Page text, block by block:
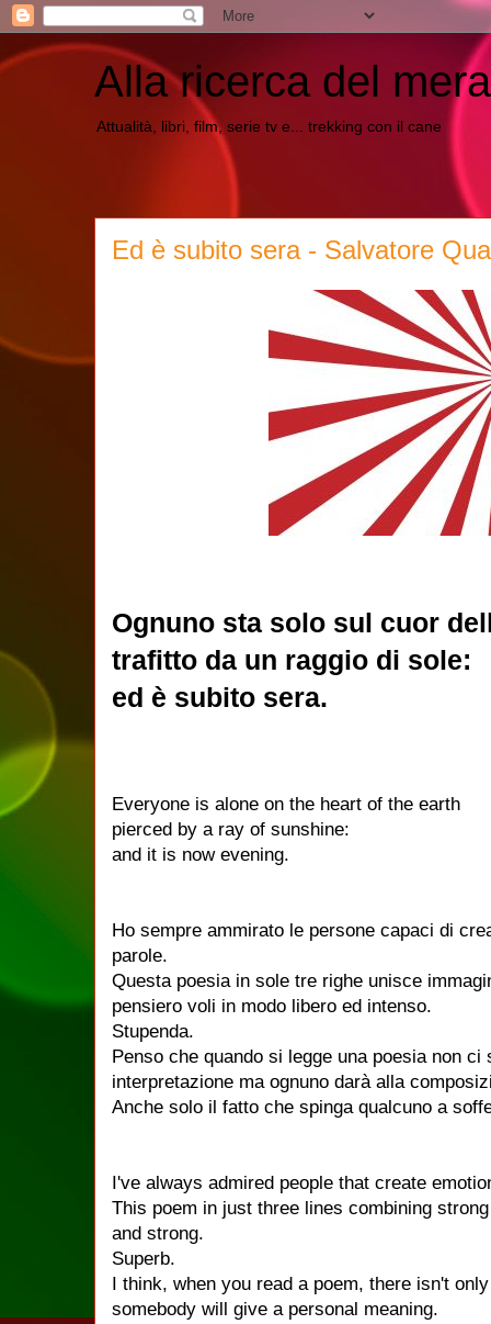
Alla ricerca del
Attualità, libri, film, serie tv e... trekking con il cane
Ed è subito sera - Salvatore
Ognuno sta solo sul cuor
trafitto da un raggio di sole:
ed è subito sera.
Everyone is alone on the heart of the earth
pierced by a ray of sunshine:
and it is now evening.
Ho sempre ammirato le persone capaci di
parole.
Questa poesia in sole tre righe unisce
pensiero voli in modo libero ed intenso.
Stupenda.
Penso che quando si legge una poesia non ci
interpretazione ma ognuno darà alla
Anche solo il fatto che spinga qualcuno a
I've always admired people that create
This poem in just three lines combining
and strong.
Superb.
I think, when you read a poem, there isn't
somebody will give a personal meaning.